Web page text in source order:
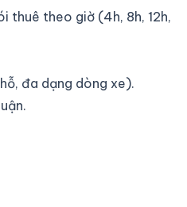
thuê theo giờ (4h, 8h, 12h,
đa dạng dòng xe).
Tự Lái - Tiết Kiệm Đến